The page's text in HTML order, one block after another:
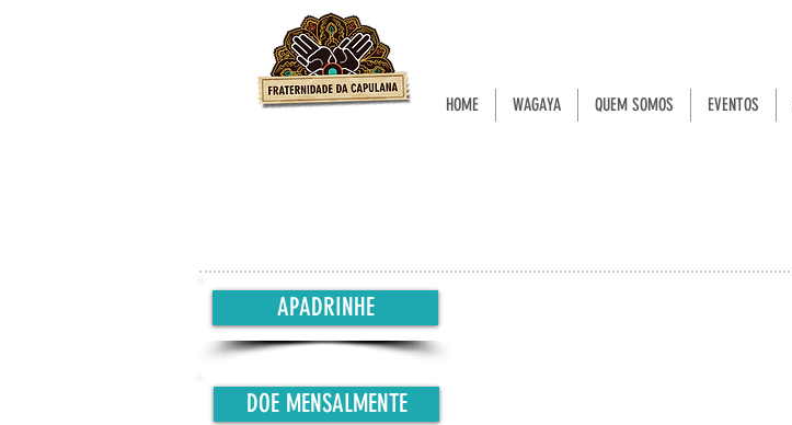
HOME WAGAYA QUEM SOMOS EVENTOS
APADRINHE
DOE MENSALMENTE